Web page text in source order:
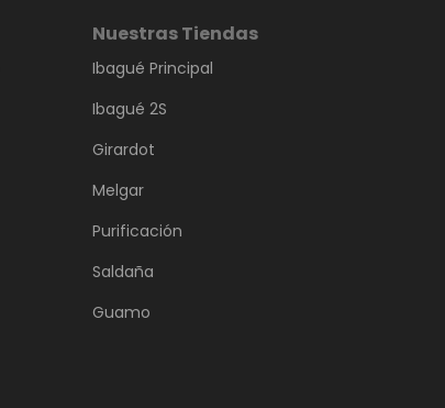
Nuestras Tiendas
Ibagué Principal
Ibagué 2S
Girardot
Melgar
Purificación
Saldaña
Guamo